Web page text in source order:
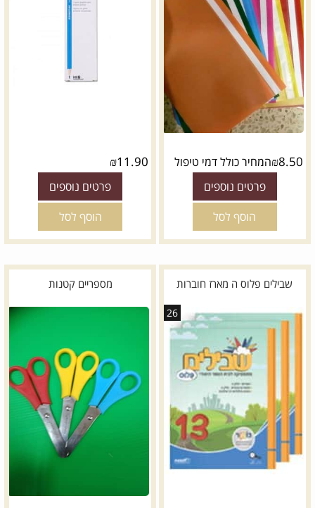
₪8.50 המחיר כולל דמי טיפול
פרטים נוספים
הוסף לסל
₪11.90
פרטים נוספים
הוסף לסל
שבילים פלוס ה מארז חוברות
26
מספריים קטנות